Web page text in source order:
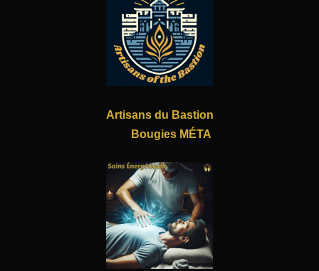
Artisans du Bastion
Bougies MÉTA